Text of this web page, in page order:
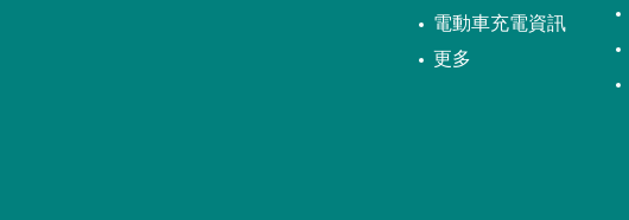
電動車充電資訊
更多